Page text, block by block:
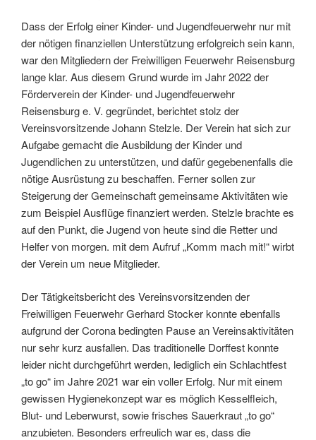
Dass der Erfolg einer Kinder- und Jugendfeuerwehr nur mit
der nötigen finanziellen Unterstützung erfolgreich sein kann,
war den Mitgliedern der Freiwilligen Feuerwehr Reisensburg
lange klar. Aus diesem Grund wurde im Jahr 2022 der
Förderverein der Kinder- und Jugendfeuerwehr
Reisensburg e. V. gegründet, berichtet stolz der
Vereinsvorsitzende Johann Stelzle. Der Verein hat sich zur
Aufgabe gemacht die Ausbildung der Kinder und
Jugendlichen zu unterstützen, und dafür gegebenenfalls die
nötige Ausrüstung zu beschaffen. Ferner sollen zur
Steigerung der Gemeinschaft gemeinsame Aktivitäten wie
zum Beispiel Ausflüge finanziert werden. Stelzle brachte es
auf den Punkt, die Jugend von heute sind die Retter und
Helfer von morgen. mit dem Aufruf „Komm mach mit!“ wirbt
der Verein um neue Mitglieder.
Der Tätigkeitsbericht des Vereinsvorsitzenden der
Freiwilligen Feuerwehr Gerhard Stocker konnte ebenfalls
aufgrund der Corona bedingten Pause an Vereinsaktivitäten
nur sehr kurz ausfallen. Das traditionelle Dorffest konnte
leider nicht durchgeführt werden, lediglich ein Schlachtfest
„to go“ im Jahre 2021 war ein voller Erfolg. Nur mit einem
gewissen Hygienekonzept war es möglich Kesselfleich,
Blut- und Leberwurst, sowie frisches Sauerkraut „to go“
anzubieten. Besonders erfreulich war es, dass die